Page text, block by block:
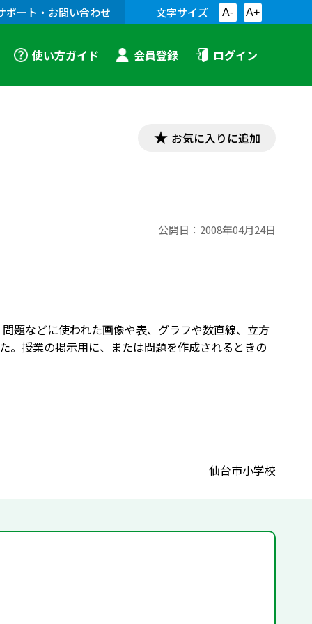
ポート・お問い合わせ 文字サイズ A- A+
使い方ガイド 会員登録 ログイン
お気に入りに追加
公開日： 2008年04月24日
題などに使われた画像や表、グラフや数直線、立方
。授業の掲示用に、または問題を作成されるときの
仙台市小学校